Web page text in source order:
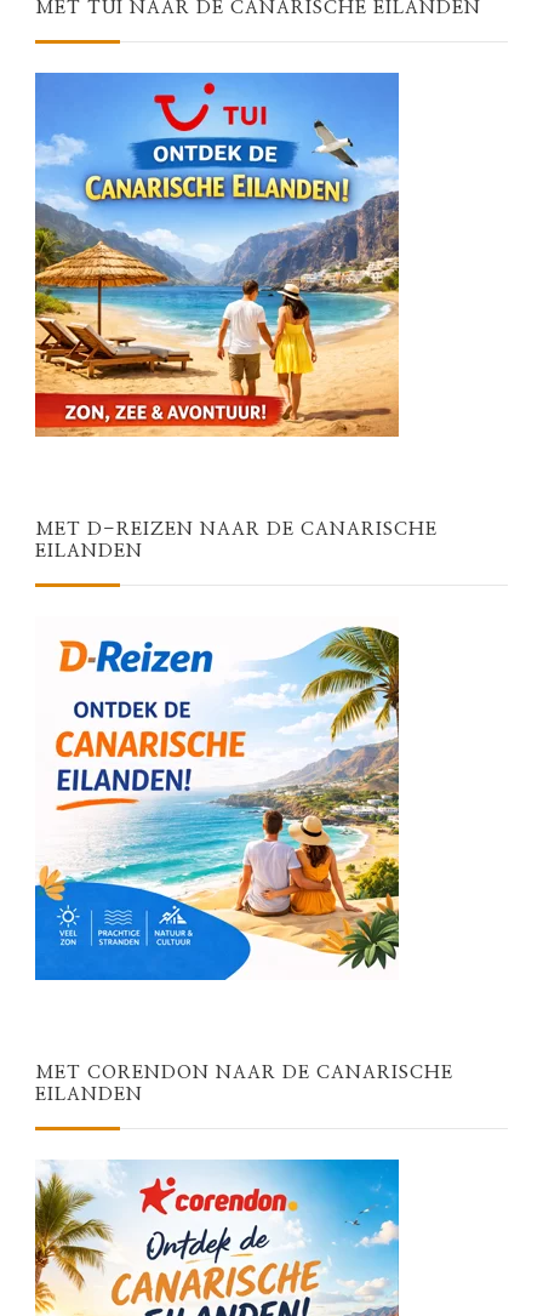
MET TUI NAAR DE CANARISCHE EILANDEN
MET D-REIZEN NAAR DE CANARISCHE
EILANDEN
MET CORENDON NAAR DE CANARISCHE
EILANDEN